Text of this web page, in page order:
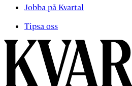
Jobba på Kvartal
Tipsa oss